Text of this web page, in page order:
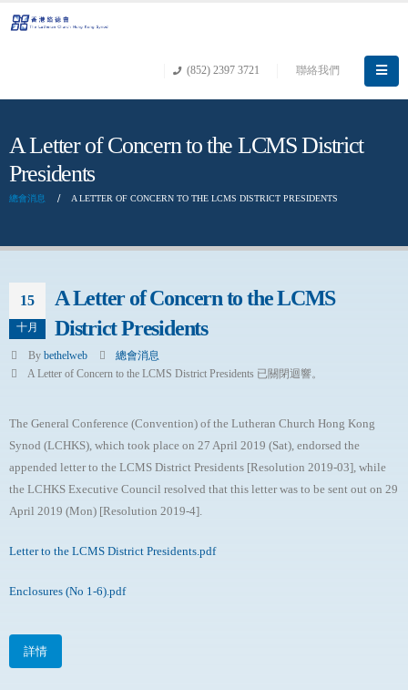
(852) 2397 3721 聯絡我們
A Letter of Concern to the LCMS District
Presidents
總會消息 A LETTER OF CONCERN TO THE LCMS DISTRICT PRESIDENTS
15
十月
A Letter of Concern to the LCMS
District Presidents
By bethelweb
總會消息
A Letter of Concern to the LCMS District Presidents 已關閉迴響。
The General Conference (Convention) of the Lutheran Church Hong Kong
Synod (LCHKS), which took place on 27 April 2019 (Sat), endorsed the
appended letter to the LCMS District Presidents [Resolution 2019-03], while
the LCHKS Executive Council resolved that this letter was to be sent out on 29
April 2019 (Mon) [Resolution 2019-4].
Letter to the LCMS District Presidents.pdf
Enclosures (No 1-6).pdf
詳情